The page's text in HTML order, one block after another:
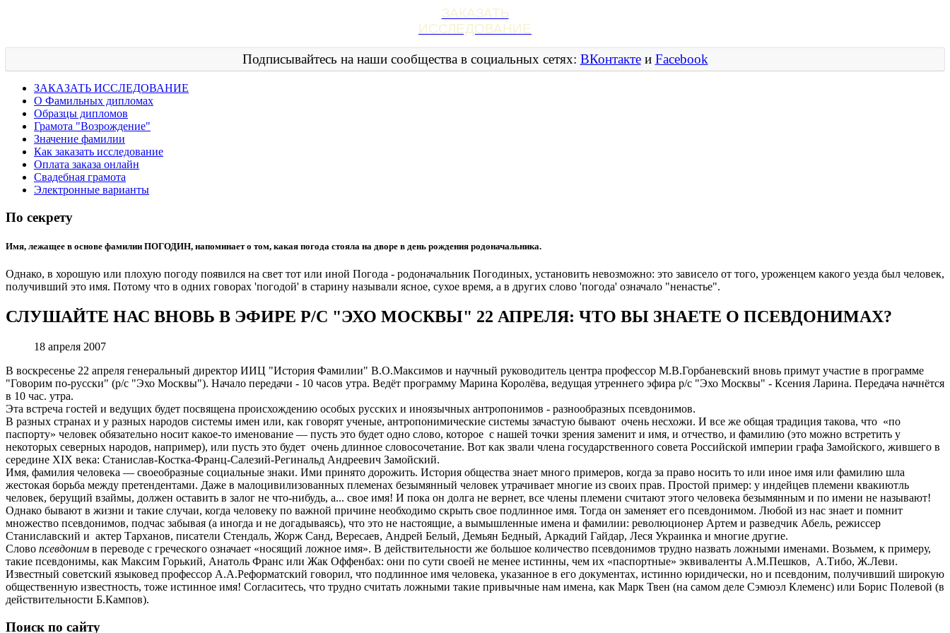
ЗАКАЗАТЬ
ИССЛЕДОВАНИЕ
Подписывайтесь на наши сообщества в социальных сетях: ВКонтактеи Facebook
ЗАКАЗАТЬ ИССЛЕДОВАНИЕ
О Фамильных дипломах
Образцы дипломов
Грамота "Возрождение"
Значение фамилии
Как заказать исследование
Оплата заказа онлайн
Свадебная грамота
Электронные варианты
По секрету
Имя, лежащее в основе фамилии ПОГОДИН, напоминает о том, какая погода стояла на дворе в день рождения родоначальника.
Однако, в хорошую или плохую погоду появился на свет тот или иной Погода - родоначальник Погодиных, установить невозможно: это зависело от того, уроженцем какого уезда был человек,
получивший это имя. Потому что в одних говорах 'погодой' в старину называли ясное, сухое время, а в других слово 'погода' означало "ненастье".
СЛУШАЙТЕ НАС ВНОВЬ В ЭФИРЕ Р/С "ЭХО МОСКВЫ" 22 АПРЕЛЯ: ЧТО ВЫ ЗНАЕТЕ О ПСЕВДОНИМАХ?
18 апреля 2007
В воскресенье 22 апреля генеральный директор ИИЦ "История Фамилии" В.О.Максимов и научный руководитель центра профессор М.В.Горбаневский вновь примут участие в программе
"Говорим по-русски" (р/с "Эхо Москвы"). Начало передачи - 10 часов утра. Ведёт программу Марина Королёва, ведущая утреннего эфира р/с "Эхо Москвы" - Ксения Ларина. Передача начнётся
в 10 час. утра.
Эта встреча гостей и ведущих будет посвящена происхождению особых русских и иноязычных антропонимов - разнообразных псевдонимов.
В разных странах и у разных народов системы имен или, как говорят ученые, антропонимические системы зачастую бывают очень несхожи. И все же общая традиция такова, что «по
паспорту» человек обязательно носит какое-то именование — пусть это будет одно слово, которое с нашей точки зрения заменит и имя, и отчество, и фамилию (это можно встретить у
некоторых северных народов, например), или пусть это будет очень длинное словосочетание. Вот как звали члена государственного совета Российской империи графа Замойского, жившего в
середине XIX века: Станислав-Костка-Франц-Салезий-Регинальд Андреевич Замойский.
Имя, фамилия человека — своеобразные социальные знаки. Ими принято дорожить. История общества знает много примеров, когда за право носить то или иное имя или фамилию шла
жестокая борьба между претендентами. Даже в малоцивилизованных племенах безымянный человек утрачивает многие из своих прав. Простой пример: у индейцев племени квакиютль
человек, берущий взаймы, должен оставить в залог не что-нибудь, а... свое имя! И пока он долга не вернет, все члены племени считают этого человека безымянным и по имени не называют!
Однако бывают в жизни и такие случаи, когда человеку по важной причине необходимо скрыть свое подлинное имя. Тогда он заменяет его псевдонимом. Любой из нас знает и помнит
множество псевдонимов, подчас забывая (а иногда и не догадываясь), что это не настоящие, а вымышленные имена и фамилии: революционер Артем и разведчик Абель, режиссер
Станиславский и актер Тарханов, писатели Стендаль, Жорж Санд, Вересаев, Андрей Белый, Демьян Бедный, Аркадий Гайдар, Леся Украинка и многие другие.
Слово псевдоним в переводе с греческого означает «носящий ложное имя». В действительности же большое количество псевдонимов трудно назвать ложными именами. Возьмем, к примеру,
такие псевдонимы, как Максим Горький, Анатоль Франс или Жак Оффенбах: они по сути своей не менее истинны, чем их «паспортные» эквиваленты А.М.Пешков, А.Тибо, Ж.Леви.
Известный советский языковед профессор А.А.Реформатский говорил, что подлинное имя человека, указанное в его документах, истинно юридически, но и псевдоним, получивший широкую
общественную известность, тоже истинное имя! Согласитесь, что трудно считать ложными такие привычные нам имена, как Марк Твен (на самом деле Сэмюэл Клеменс) или Борис Полевой (в
действительности Б.Кампов).
Поиск по сайту